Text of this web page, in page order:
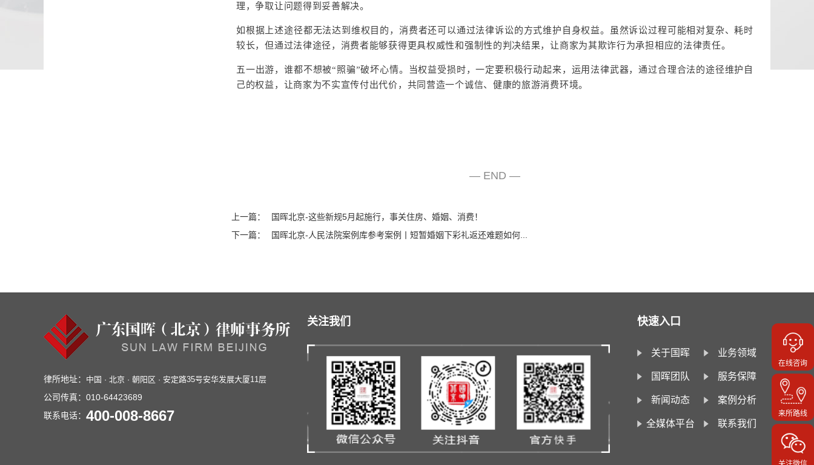
理，争取让问题得到妥善解决。
如根据上述途径都无法达到维权目的，消费者还可以通过法律诉讼的方式维护自身权益。虽然诉讼过程可能相对复杂、耗时
较长，但通过法律途径，消费者能够获得更具权威性和强制性的判决结果，让商家为其欺诈行为承担相应的法律责任。
五一出游，谁都不想被“照骗”破坏心情。当权益受损时，一定要积极行动起来，运用法律武器，通过合理合法的途径维护自
己的权益，让商家为不实宣传付出代价，共同营造一个诚信、健康的旅游消费环境。
— END —
上一篇：
国晖北京-这些新规5月起施行，事关住房、婚姻、消费！
下一篇：
国晖北京-人民法院案例库参考案例丨短暂婚姻下彩礼返还难题如何...
律所地址： 中国 · 北京 · 朝阳区 · 安定路35号安华发展大厦11层
公司传真： 010-64423689
联系电话： 400-008-8667
关注我们 快速入口
关于国晖 业务领域
国晖团队 服务保障
新闻动态 案例分析
全媒体平台 联系我们
在线咨询
来所路线